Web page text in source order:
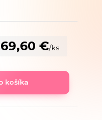
69,60 €/ks
košíka